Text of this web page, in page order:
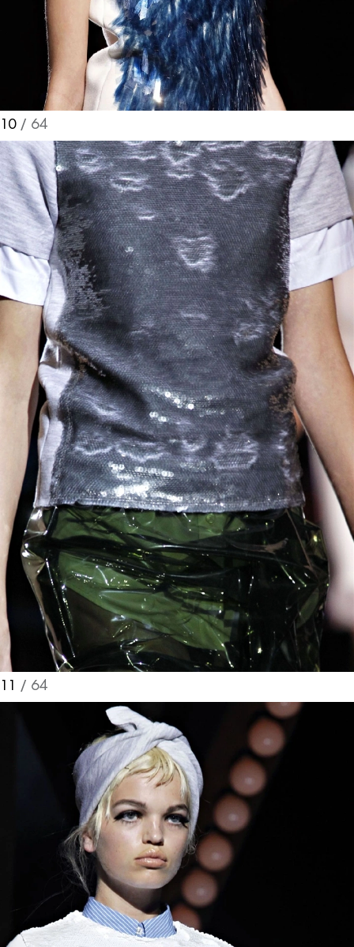
Turkuvaz Haberleşme ve Yayıncılık
A.Ş. tarafından
https://vogue.com.tr/ internet sitesi
üzerinden sunulan ürün ve
amaçlı her türlü e-bülten/ ticari
elektronik ileti gönderiminin e-posta
yoluyla tarafıma yapılmasına onay
ve bu kapsamda/ amaçla ad/
soyad ve e-posta adresi verilerimin
işlenmesine açık rıza veriyorum.
KAYDET KAPAT
10/ 64
11 / 64